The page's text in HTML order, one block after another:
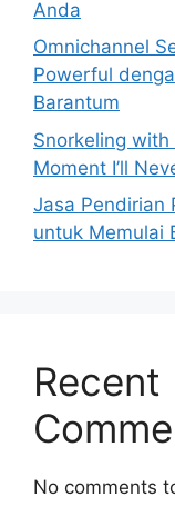
Anda
Omnichannel
Powerful
Barantum
Snorkeling with
Moment I’ll
Jasa Pendirian
untuk Memulai
Recent
No comments